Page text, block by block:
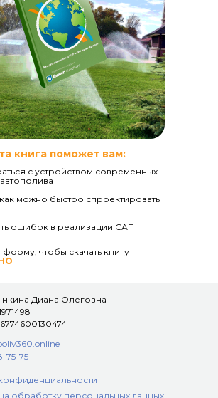
с устройством современных
как можно быстро спроектировать
ошибок в реализации САП
чтобы скачать книгу
книга поможет вам:
Диана Олеговна
75-75
обработку персональных данных